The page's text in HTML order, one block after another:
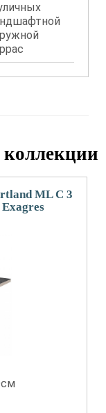
коллекции
ML С 3